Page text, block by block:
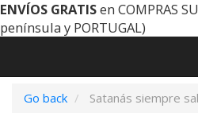
ENVÍOS GRATISen COMPRAS
península y PORTUGAL)
Go back
Satanás siempre